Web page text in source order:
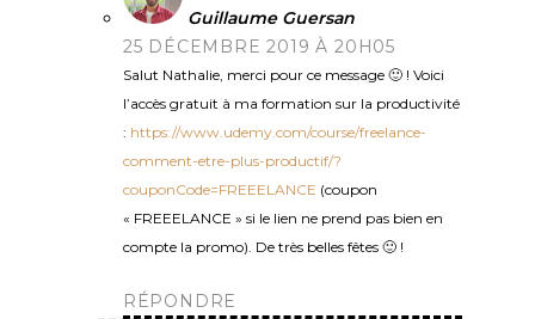
Guillaume Guersan
25 DÉCEMBRE 2019 À 20H05
Salut Nathalie, merci pour ce message 🙂 ! Voici
l’accès gratuit à ma formation sur la productivité
: https://www.udemy.com/course/freelance-
comment-etre-plus-productif/?
couponCode=FREEELANCE (coupon
« FREEELANCE » si le lien ne prend pas bien en
compte la promo). De très belles fêtes 🙂 !
RÉPONDRE